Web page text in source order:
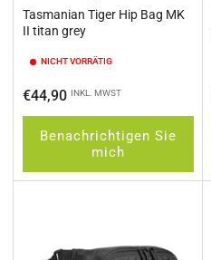
Tasmanian Tiger Hip Bag MK
II titan grey
NICHT VORRÄTIG
Normaler
Preis
€44,90 INKL. MWST
Benachrichtigen Sie
mich